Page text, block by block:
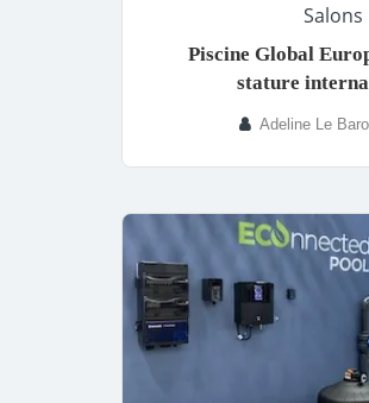
Salons
Piscine Global
stature
Adeline Le